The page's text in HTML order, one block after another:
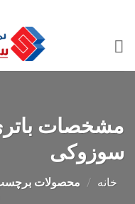
content
سوزوکی
خانه /